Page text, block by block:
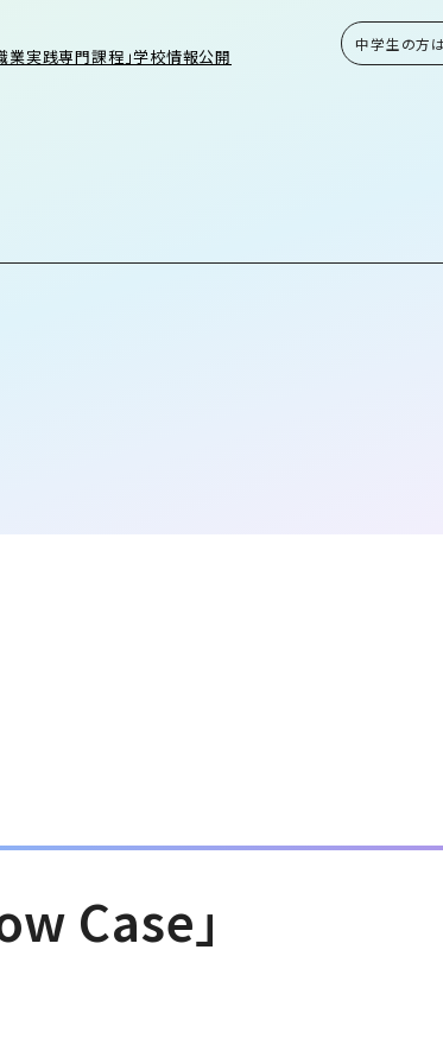
業実践専門課程」学校情報公開
中学生の方
Case」